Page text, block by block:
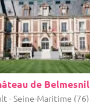
de Belmesnil
- Seine-Maritime (76)